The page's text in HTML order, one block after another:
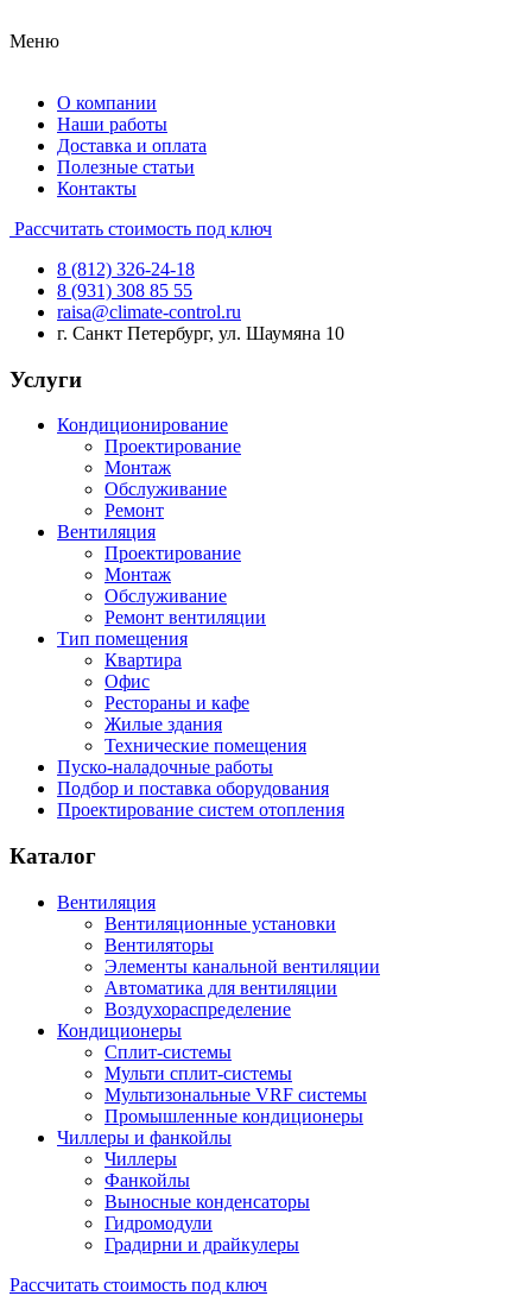
Меню
О компании
Наши работы
Доставка и оплата
Полезные статьи
Контакты
Рассчитать стоимость под ключ
8 (812) 326-24-18
8 (931) 308 85 55
raisa@climate-control.ru
г. Санкт Петербург, ул. Шаумяна 10
Услуги
Кондиционирование
Проектирование
Монтаж
Обслуживание
Ремонт
Вентиляция
Проектирование
Монтаж
Обслуживание
Ремонт вентиляции
Тип помещения
Квартира
Офис
Рестораны и кафе
Жилые здания
Технические помещения
Пуско-наладочные работы
Подбор и поставка оборудования
Проектирование систем отопления
Каталог
Вентиляция
Вентиляционные установки
Вентиляторы
Элементы канальной вентиляции
Автоматика для вентиляции
Воздухораспределение
Кондиционеры
Сплит-системы
Мульти сплит-системы
Мультизональные VRF системы
Промышленные кондиционеры
Чиллеры и фанкойлы
Чиллеры
Фанкойлы
Выносные конденсаторы
Гидромодули
Градирни и драйкулеры
Рассчитать стоимость под ключ